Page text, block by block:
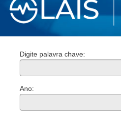
Digite palavra chave:
Ano: